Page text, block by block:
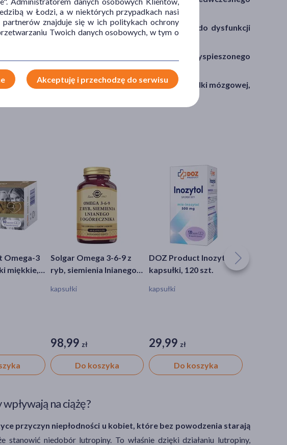
wieku menopauzalnego.
wdiagnostyce hipogonadyzmu, prowadzącego do dysfunkcji
opóźnionego lub przyspieszonego
wykonywane jest także wdiagnostyce chorób przysadki mózgowej,
Omega-3
miękkie,
Solgar Omega 3-6-9 z
ryb, siemienia lnianego i
60 szt.
kapsułki
98,99 zł
Do koszyka
DOZ Product Inozytol,
kapsułki, 120 szt.
kapsułki
29,99 zł
Do koszyka
na ciążę?
przyczyn niepłodności u kobiet, które bez powodzenia starają
stanowić niedobór lutropiny. To właśnie dzięki działaniu lutropiny,
w Łodzi, a w niektórych przypadkach nasi
znajduje się w ich politykach ochrony
Twoich danych osobowych, w tym o
Akceptuję i przechodzę do serwisu